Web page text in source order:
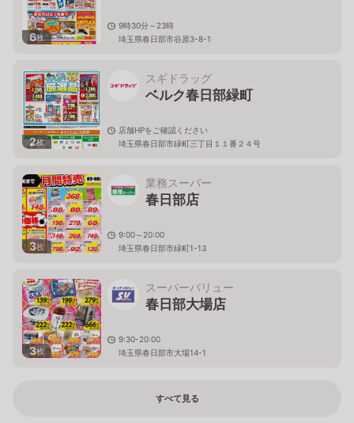
6枚
9時30分～23時
埼玉県春日部市谷原3-8-1
2枚
スギドラッグ
ベルク春日部緑町
店舗HPをご確認ください
埼玉県春日部市緑町三丁目１１番２４号
3枚
業務スーパー
春日部店
9:00～20:00
埼玉県春日部市緑町1-13
3枚
スーパーバリュー
春日部大場店
9:30-20:00
埼玉県春日部市大場14-1
すべて見る